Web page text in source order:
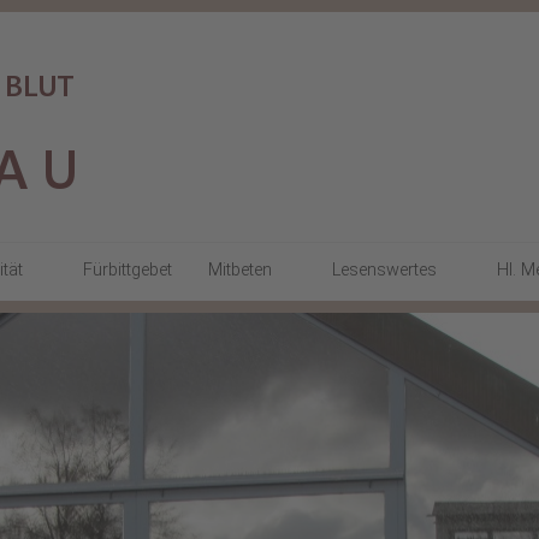
Fürbittgebet Mitbeten
Beten
Lesenswertes
KARMELimpulse
Hl.